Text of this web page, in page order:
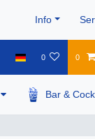
Info
0 0
Bar &